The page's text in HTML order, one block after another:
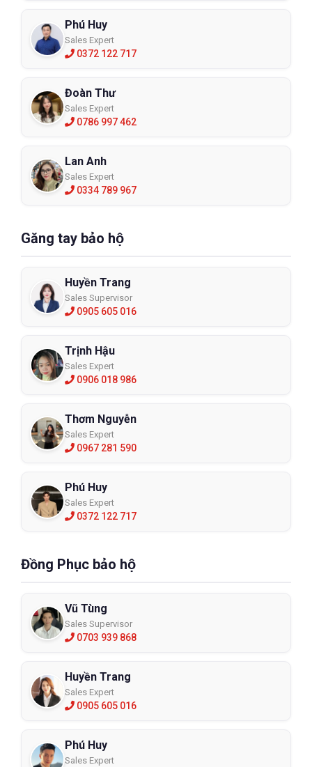
Phú Huy
Sales Expert
0372 122 717
Đoàn Thư
Sales Expert
0786 997 462
Lan Anh
Sales Expert
0334 789 967
Găng tay bảo hộ
Huyền Trang
Sales Supervisor
0905 605 016
Trịnh Hậu
Sales Expert
0906 018 986
Thơm Nguyễn
Sales Expert
0967 281 590
Phú Huy
Sales Expert
0372 122 717
Đồng Phục bảo hộ
Vũ Tùng
Sales Supervisor
0703 939 868
Huyền Trang
Sales Expert
0905 605 016
Phú Huy
Sales Expert